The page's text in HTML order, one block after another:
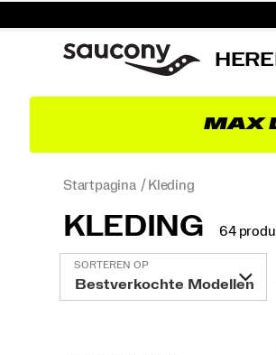
MAX
Startpagina Kleding
KLEDING 64
SORTEREN OP